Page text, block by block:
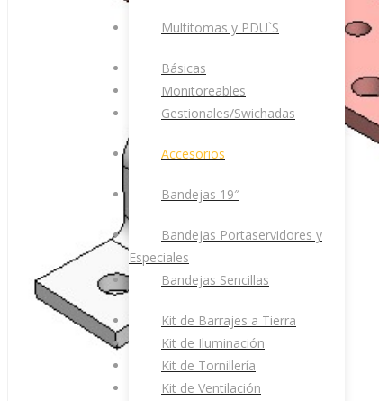
Multitomas y PDU`S
Básicas
Monitoreables
Gestionales/Swichadas
Accesorios
Bandejas 19″
Bandejas Portaservidores y
Especiales
Bandejas Sencillas
Kit de Barrajes a Tierra
Kit de Iluminación
Kit de Tornillería
Kit de Ventilación